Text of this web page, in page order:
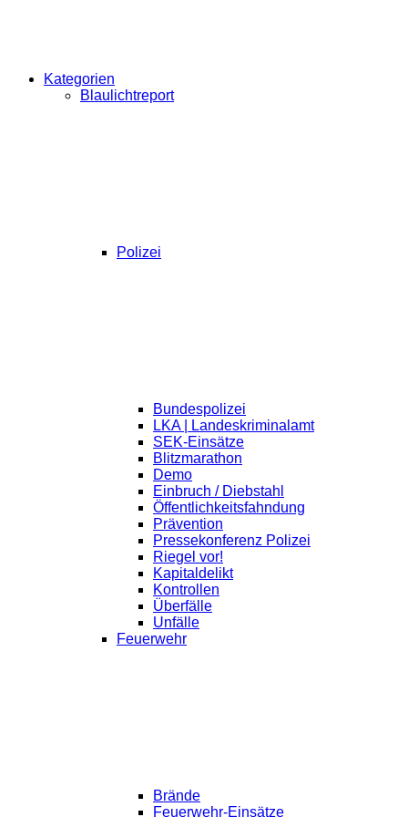
Kategorien
Blaulichtreport
Polizei
Bundespolizei
LKA | Landeskriminalamt
SEK-Einsätze
Blitzmarathon
Demo
Einbruch / Diebstahl
Öffentlichkeitsfahndung
Prävention
Pressekonferenz Polizei
Riegel vor!
Kapitaldelikt
Kontrollen
Überfälle
Unfälle
Feuerwehr
Brände
Feuerwehr-Einsätze